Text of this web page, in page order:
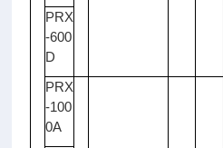
PRX
-600
D
PRX
-100
0A